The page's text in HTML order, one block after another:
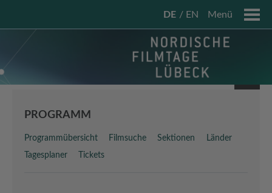
DE EN Menü
PROGRAMM
Programmübersicht Filmsuche Sektionen Länder
Tagesplaner Tickets